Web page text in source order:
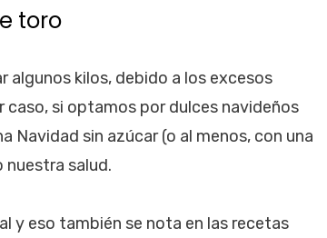
toro
algunos kilos, debido a los excesos
si optamos por dulces navideños
Navidad sin azúcar (o al menos, con una
nuestra salud.
y eso también se nota en las recetas